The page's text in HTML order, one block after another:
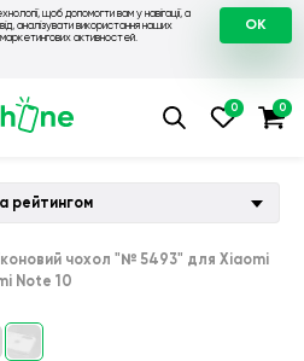
щоб допомогти вам у навігації, а
аналізувати використання наших
маркетингових активностей.
OK
на Xiaomi 💛 Чохол для Xiaomi
рейтингом
чохол "№ 5493" для Xiaomi
Note 10